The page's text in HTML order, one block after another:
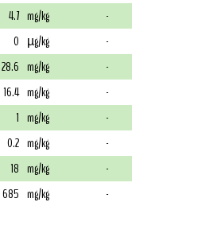
4.7 mg/kg
-
0 µg/kg
-
28.6 mg/kg
-
16.4 mg/kg
-
1 mg/kg
-
0.2 mg/kg
-
18 mg/kg
-
685 mg/kg -